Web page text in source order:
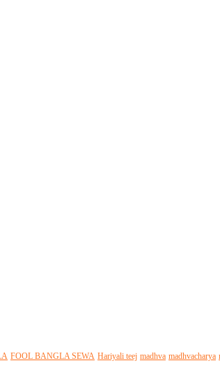
FOOL BANGLA SEWA Hariyali teej madhva madhvacharya